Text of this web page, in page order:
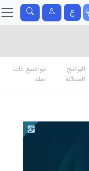
ع
البرامج
المماثلة
مواضيع ذات
صلة